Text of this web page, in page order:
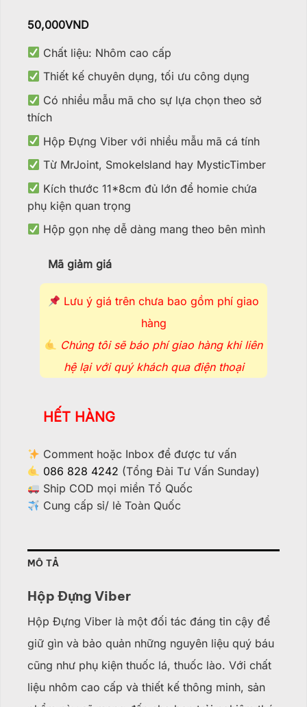
50,000VND
Chất liệu: Nhôm cao cấp
Thiết kế chuyên dụng, tối ưu công dụng
Có nhiều mẫu mã cho sự lựa chọn theo sở
thích
Hộp Đựng Viber với nhiều mẫu mã cá tính
Từ MrJoint, SmokeIsland hay MysticTimber
Kích thước 11*8cm đủ lớn để homie chứa
phụ kiện quan trọng
Hộp gọn nhẹ dễ dàng mang theo bên mình
Mã giảm giá
Lưu ý giá trên chưa bao gồm phí giao
hàng
Chúng tôi sẽ báo phí giao hàng khi liên
hệ lại với quý khách qua điện thoại
HẾT HÀNG
Comment hoặc Inbox để được tư vấn
086 828 4242 (Tổng Đài Tư Vấn Sunday)
Ship COD mọi miền Tổ Quốc
Cung cấp sỉ/ lẻ Toàn Quốc
MÔ TẢ
Hộp Đựng Viber
Hộp Đựng Viber là một đối tác đáng tin cậy để
giữ gìn và bảo quản những nguyên liệu quý báu
cũng như phụ kiện thuốc lá, thuốc lào. Với chất
liệu nhôm cao cấp và thiết kế thông minh, sản